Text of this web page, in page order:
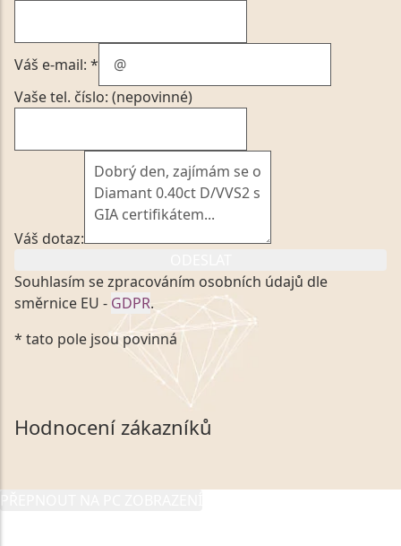
Váš e-mail: *
Vaše tel. číslo: (nepovinné)
Váš dotaz:
Souhlasím se zpracováním osobních údajů dle
směrnice EU - GDPR.
Kliknutím na výše uvedený odkaz, v souladu se
zákonem č. 101/2000 Sb. v platném znění výslovně
souhlasím se zpracováním a uchováním veškerých
mých osobních údajů, které poskytuji prostřednictvím
společnosti VVDiamonds s.r.o., IČO: 05892481. Tyto
údaje poskytuji společnosti VVDiamonds s.r.o., IČO:
* tato pole jsou povinná
Hodnocení zákazníků